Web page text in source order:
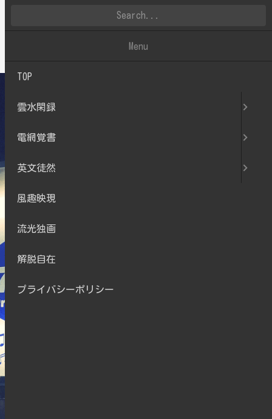
Menu
TOP
雲水閑録
電網覚書
英文徒然
風趣映現
流光独画
解脱自在
プライバシーポリシー